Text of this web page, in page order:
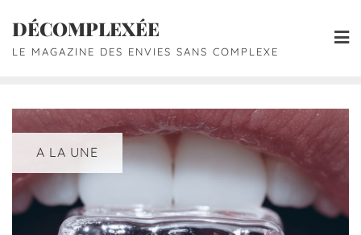
DÉCOMPLEXÉE
LE MAGAZINE DES ENVIES SANS COMPLEXE
A LA UNE